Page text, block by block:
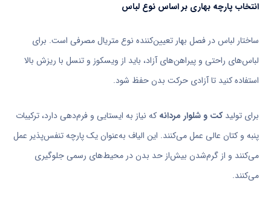
انتخاب پارچه بهاری بر اساس نوع لباس
ساختار لباس در فصل بهار تعیین‌کننده نوع متریال مصرفی است. برای
لباس‌های راحتی و پیراهن‌های آزاد، باید از ویسکوز و تنسل با ریزش بالا
استفاده کنید تا آزادی حرکت بدن حفظ شود.
برای تولیدکت و شلوار مردانه که نیاز به ایستایی و فرم‌دهی دارد، ترکیبات
پنبه و کتان عالی عمل می‌کنند. این الیاف به‌عنوان یک پارچه تنفس‌پذیر عمل
می‌کنند و از گرم‌شدن بیش‌از حد بدن در محیط‌های رسمی جلوگیری
می‌کنند.